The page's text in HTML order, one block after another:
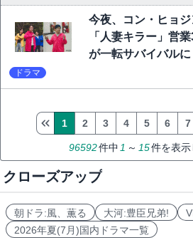
今夜、コン・ヒョ
「人妻キラー」営
が一転サバイバルに
ドラマ
96592件中 1 ～ 15件を表示
1 2 3 4 5 6 7
クローズアップ
朝ドラ:風、薫る 大河:豊臣兄弟!
2026年夏(7月)国内ドラマ一覧